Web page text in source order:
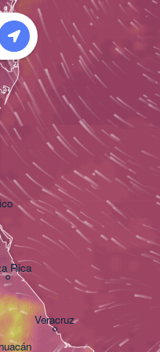
Rica
Veracruz